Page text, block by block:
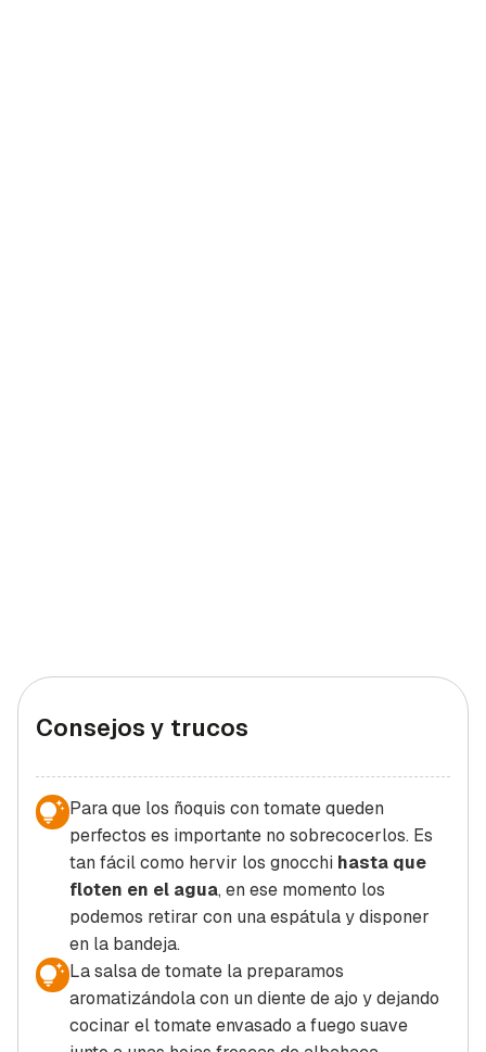
Consejos y trucos
Para que los ñoquis con tomate queden
perfectos es importante no sobrecocerlos. Es
tan fácil como hervir los gnocchi hasta que
floten en el agua, en ese momento los
podemos retirar con una espátula y disponer
en la bandeja.
La salsa de tomate la preparamos
aromatizándola con un diente de ajo y dejando
cocinar el tomate envasado a fuego suave